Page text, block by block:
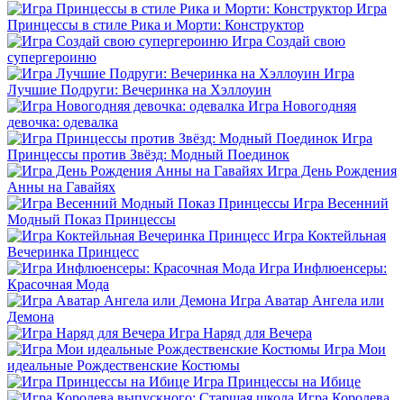
Игра
Принцессы в стиле Рика и Морти: Конструктор
Игра Создай свою
супергероиню
Игра
Лучшие Подруги: Вечеринка на Хэллоуин
Игра Новогодняя
девочка: одевалка
Игра
Принцессы против Звёзд: Модный Поединок
Игра День Рождения
Анны на Гавайях
Игра Весенний
Модный Показ Принцессы
Игра Коктейльная
Вечеринка Принцесс
Игра Инфлюенсеры:
Красочная Мода
Игра Аватар Ангела или
Демона
Игра Наряд для Вечера
Игра Мои
идеальные Рождественские Костюмы
Игра Принцессы на Ибице